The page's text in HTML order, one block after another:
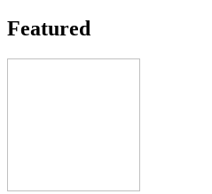
Featured